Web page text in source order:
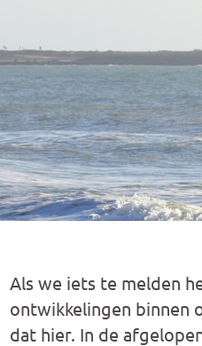
Als we iets te melden
ontwikkelingen binnen
dat hier. In de